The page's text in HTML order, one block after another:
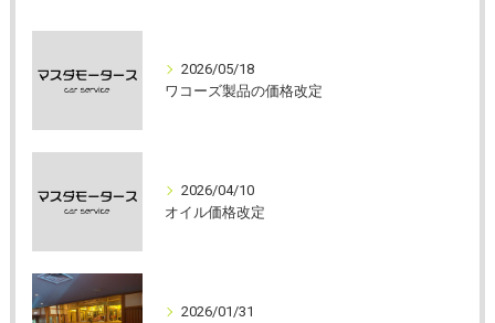
2026/05/18
ワコーズ製品の価格改定
2026/04/10
オイル価格改定
2026/01/31